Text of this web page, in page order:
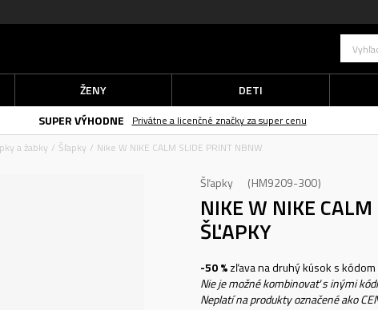
ŽENY DETI
SUPER VÝHODNE
Privátne a licenčné značky za super cenu
a žabky Šľapky Nike W NIKE CALM SLIDE PRINT NBNW
Šľapky HM9209-300
NIKE W NIKE
ŠĽAPKY
-50 %zľava na druhý kúsok s kódom
Nie je možné kombinovať s inými
Neplatí na produkty označené ako